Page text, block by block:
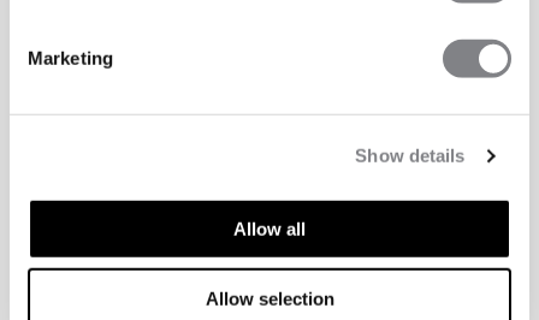
Marketing
Show details
Allow all
Allow selection